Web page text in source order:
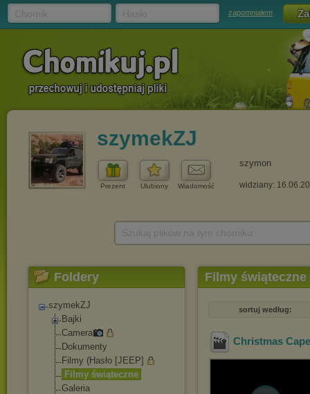
zapomniałem
szymekZJ
Prezent Ulubiony Wiadomość
szymon
widziany:
Foldery
szymekZJ
Bajki
Camera
Dokumenty
Filmy (Hasło [JEEP]
Filmy świąteczne
Galeria
Filmy świąteczne
sortuj według:
Christmas